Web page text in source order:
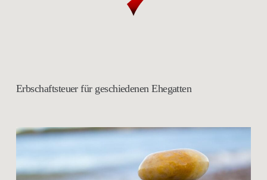
Erbschaftsteuer für geschiedenen Ehegatten